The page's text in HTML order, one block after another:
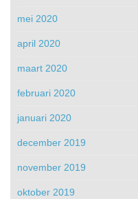
mei 2020
april 2020
maart 2020
februari 2020
januari 2020
december 2019
november 2019
oktober 2019